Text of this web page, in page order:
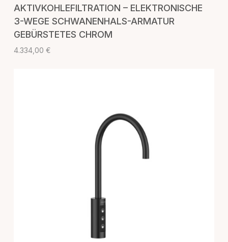
AKTIVKOHLEFILTRATION – ELEKTRONISCHE
3-WEGE SCHWANENHALS-ARMATUR
GEBÜRSTETES CHROM
4.334,00 €